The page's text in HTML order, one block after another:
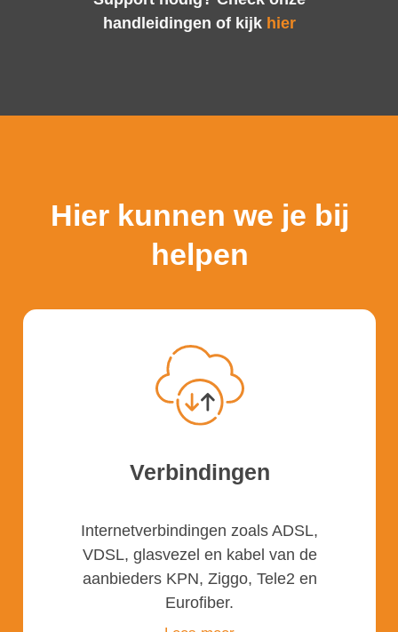
handleidingen of kijk hier
Hier kunnen we je bij
helpen
Verbindingen
Internetverbindingen zoals ADSL,
VDSL, glasvezel en kabel van de
aanbieders KPN, Ziggo, Tele2 en
Eurofiber.